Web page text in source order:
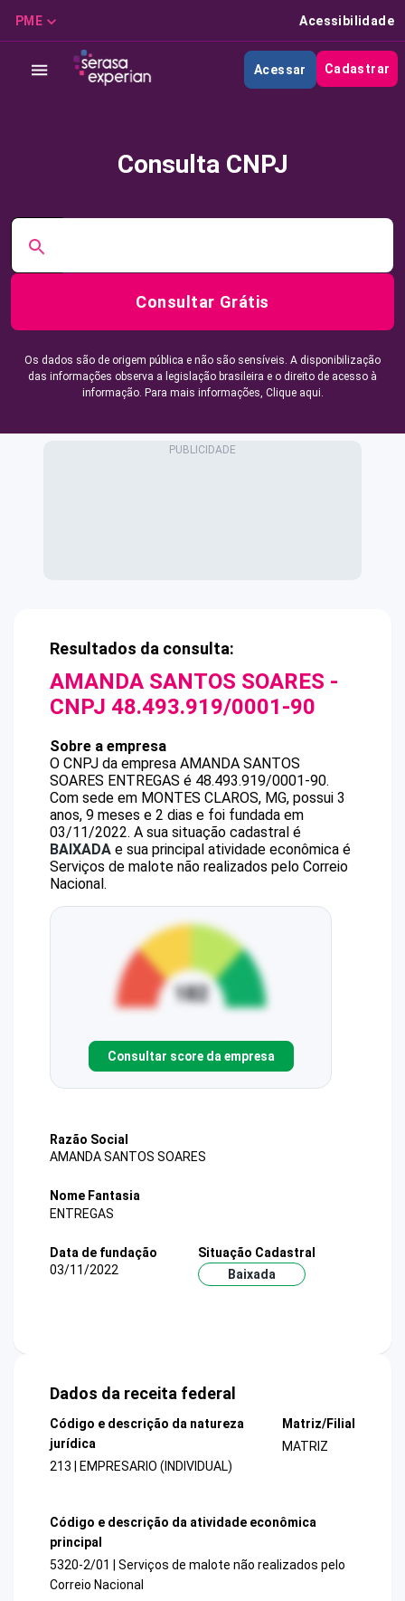
PME Acessibilidade
Acessar Cadastrar
Consulta CNPJ
Consultar Grátis
Os dados são de origem pública e não são sensíveis. A disponibilização
das informações observa a legislação brasileira e o direito de acesso à
informação. Para mais informações, Clique aqui.
Resultados da consulta:
AMANDA SANTOS SOARES -
CNPJ 48.493.919/0001-90
Sobre a empresa
O CNPJ da empresa AMANDA SANTOS
SOARES ENTREGAS é 48.493.919/0001-90.
Com sede em MONTES CLAROS, MG, possui 3
anos, 9 meses e 2 dias e foi fundada em
03/11/2022. A sua situação cadastral é
BAIXADA e sua principal atividade econômica é
Serviços de malote não realizados pelo Correio
Nacional.
Consultar score da empresa
Razão Social
AMANDA SANTOS SOARES
Nome Fantasia
ENTREGAS
Data de fundação
03/11/2022
Situação Cadastral
Baixada
Dados da receita federal
Código e descrição da natureza
jurídica
213 | EMPRESARIO (INDIVIDUAL)
Matriz/Filial
MATRIZ
Código e descrição da atividade econômica
principal
5320-2/01 | Serviços de malote não realizados pelo
Correio Nacional